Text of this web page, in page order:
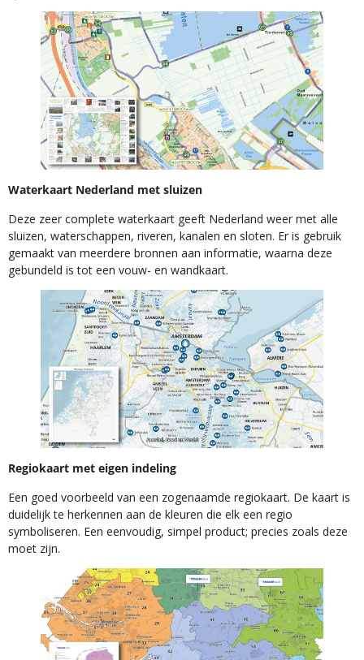
Waterkaart Nederland met sluizen
Deze zeer complete waterkaart geeft Nederland weer met alle
sluizen, waterschappen, riveren, kanalen en sloten. Er is gebruik
gemaakt van meerdere bronnen aan informatie, waarna deze
gebundeld is tot een vouw- en wandkaart.
Regiokaart met eigen indeling
Een goed voorbeeld van een zogenaamde regiokaart. De kaart is
duidelijk te herkennen aan de kleuren die elk een regio
symboliseren. Een eenvoudig, simpel product; precies zoals deze
moet zijn.